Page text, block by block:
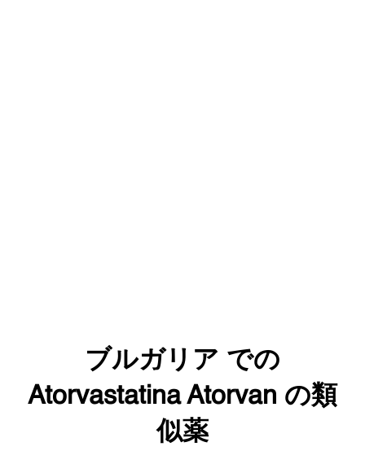
ブルガリア での
Atorvastatina Atorvan の類
似薬